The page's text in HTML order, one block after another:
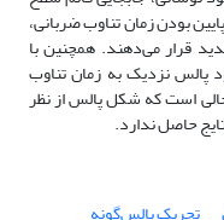
بودن زمان تناوب ضربانی،
قرار می‌دهند. همچنین با
پالس نزدیک به زمان تناوب
است که شکل پالس از نظر
حاصل ندارد.